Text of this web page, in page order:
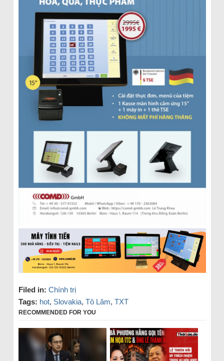
Filed in: Chính trị
Tags: hot, Slovakia, Tô Lâm, TXT
RECOMMENDED FOR YOU